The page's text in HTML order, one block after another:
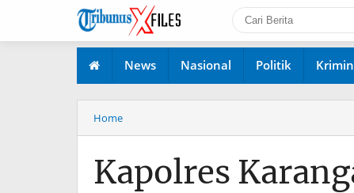
News Nasional Politik
Home
Kapolres